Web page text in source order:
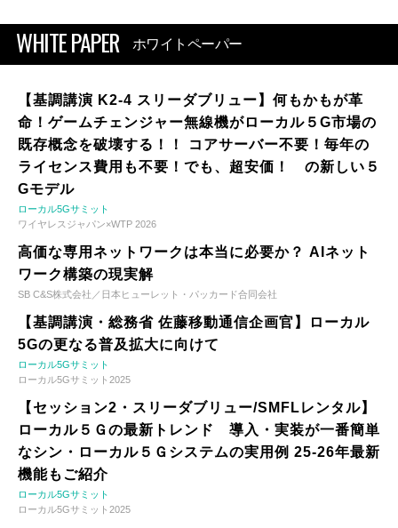
WHITE PAPER ホワイトペーパー
【基調講演 K2-4 スリーダブリュー】何もかもが革
命！ゲームチェンジャー無線機がローカル５G市場の
既存概念を破壊する！！ コアサーバー不要！毎年の
ライセンス費用も不要！でも、超安価！ の新しい５
Gモデル
ローカル5Gサミット
ワイヤレスジャパン×WTP 2026
高価な専用ネットワークは本当に必要か？ AIネット
ワーク構築の現実解
SB C&S株式会社／日本ヒューレット・パッカード合同会社
【基調講演・総務省 佐藤移動通信企画官】ローカル
5Gの更なる普及拡大に向けて
ローカル5Gサミット
ローカル5Gサミット2025
【セッション2・スリーダブリュー/SMFLレンタル】
ローカル５Ｇの最新トレンド 導入・実装が一番簡単
なシン・ローカル５Ｇシステムの実用例 25-26年最新
機能もご紹介
ローカル5Gサミット
ローカル5Gサミット2025